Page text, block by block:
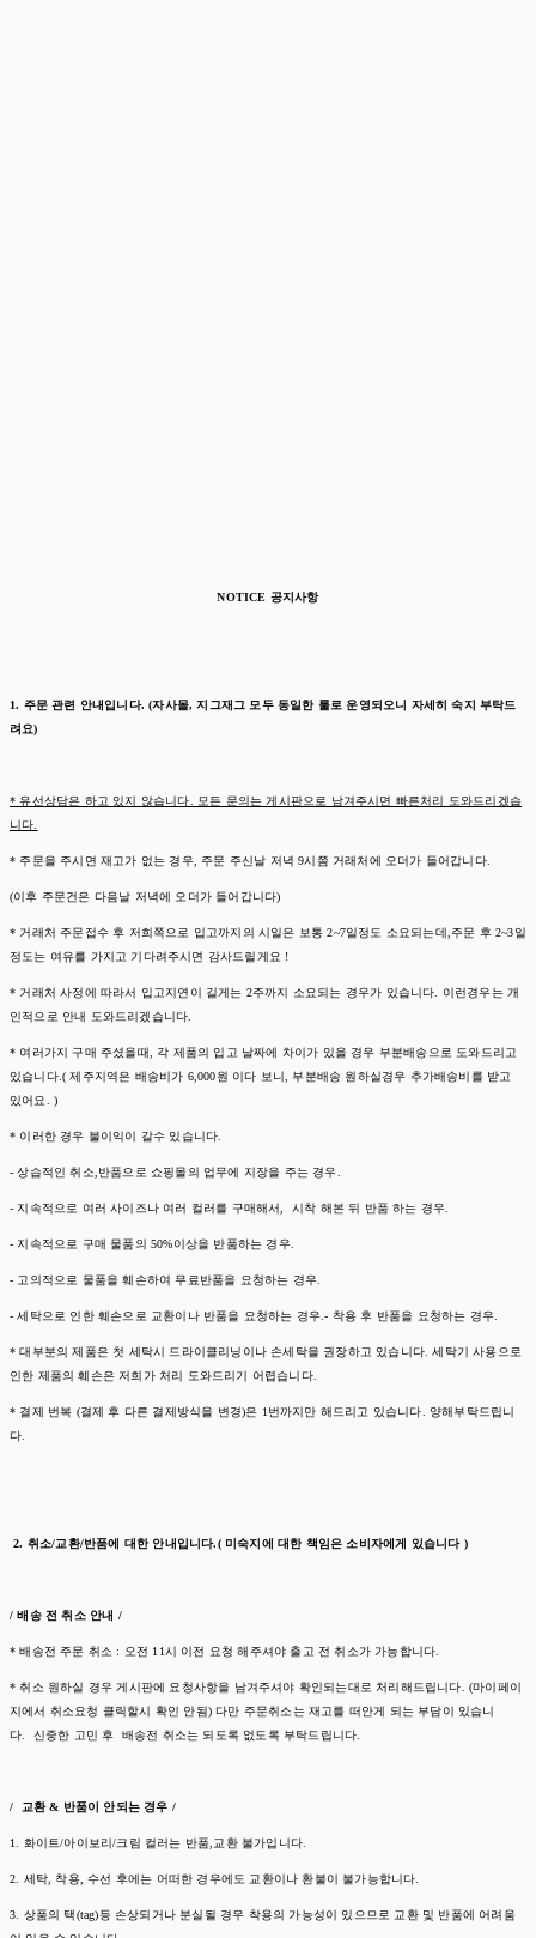
NOTICE 공지사항
1. 주문 관련 안내입니다. (자사몰, 지그재그 모두 동일한 룰로 운영되오니 자세히 숙지 부탁드
려요)
* 유선상담은 하고 있지 않습니다. 모든 문의는 게시판으로 남겨주시면 빠른처리 도와드리겠습
니다.
* 주문을 주시면 재고가 없는 경우, 주문 주신날 저녁 9시쯤 거래처에 오더가 들어갑니다.
(이후 주문건은 다음날 저녁에 오더가 들어갑니다)
* 거래처 주문접수 후 저희쪽으로 입고까지의 시일은 보통 2~7일정도 소요되는데,주문 후 2~3일
정도는 여유를 가지고 기다려주시면 감사드릴게요 !
* 거래처 사정에 따라서 입고지연이 길게는 2주까지 소요되는 경우가 있습니다. 이런경우는 개
인적으로 안내 도와드리겠습니다.
* 여러가지 구매 주셨을때, 각 제품의 입고 날짜에 차이가 있을 경우 부분배송으로 도와드리고
있습니다.( 제주지역은 배송비가 6,000원 이다 보니, 부분배송 원하실경우 추가배송비를 받고
있어요. )
* 이러한 경우 불이익이 갈수 있습니다.
- 상습적인 취소,반품으로 쇼핑몰의 업무에 지장을 주는 경우.
- 지속적으로 여러 사이즈나 여러 컬러를 구매해서, 시착 해본 뒤 반품 하는 경우.
- 지속적으로 구매 물품의 50%이상을 반품하는 경우.
- 고의적으로 물품을 훼손하여 무료반품을 요청하는 경우.
- 세탁으로 인한 훼손으로 교환이나 반품을 요청하는 경우.- 착용 후 반품을 요청하는 경우.
* 대부분의 제품은 첫 세탁시 드라이클리닝이나 손세탁을 권장하고 있습니다. 세탁기 사용으로
인한 제품의 훼손은 저희가 처리 도와드리기 어렵습니다.
* 결제 번복 (결제 후 다른 결제방식을 변경)은 1번까지만 해드리고 있습니다. 양해부탁드립니
다.
2. 취소/교환/반품에 대한 안내입니다.( 미숙지에 대한 책임은 소비자에게 있습니다 )
/ 배송 전 취소 안내 /
* 배송전 주문 취소 : 오전 11시 이전 요청 해주셔야 출고 전 취소가 가능합니다.
* 취소 원하실 경우 게시판에 요청사항을 남겨주셔야 확인되는대로 처리해드립니다. (마이페이
지에서 취소요청 클릭할시 확인 안됨) 다만 주문취소는 재고를 떠안게 되는 부담이 있습니
다. 신중한 고민 후 배송전 취소는 되도록 없도록 부탁드립니다.
/ 교환 & 반품이 안되는 경우 /
1. 화이트/아이보리/크림 컬러는 반품,교환 불가입니다.
2. 세탁, 착용, 수선 후에는 어떠한 경우에도 교환이나 환불이 불가능합니다.
3. 상품의 택(tag)등 손상되거나 분실될 경우 착용의 가능성이 있으므로 교환 및 반품에 어려움